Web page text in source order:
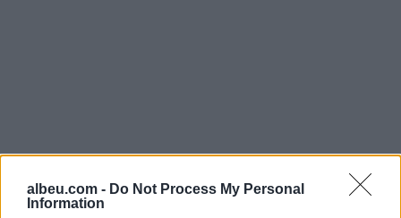
albeu.com - Do Not Process My Personal
Information
Shtuarmë13.05.2025 14:40